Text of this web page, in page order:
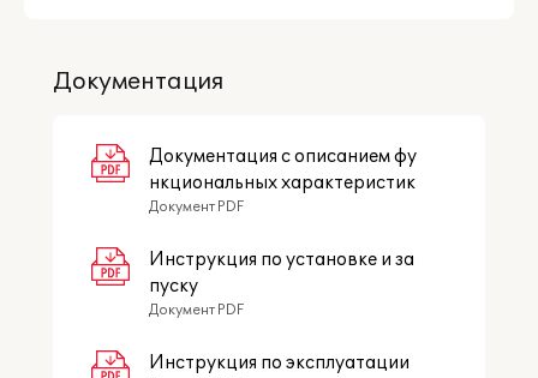
Подберите программу под
свои потребности
Документация
Документация с описанием фу
нкциональных характеристик
Документ PDF
Инструкция по установке и за
пуску
Документ PDF
Инструкция по эксплуатации